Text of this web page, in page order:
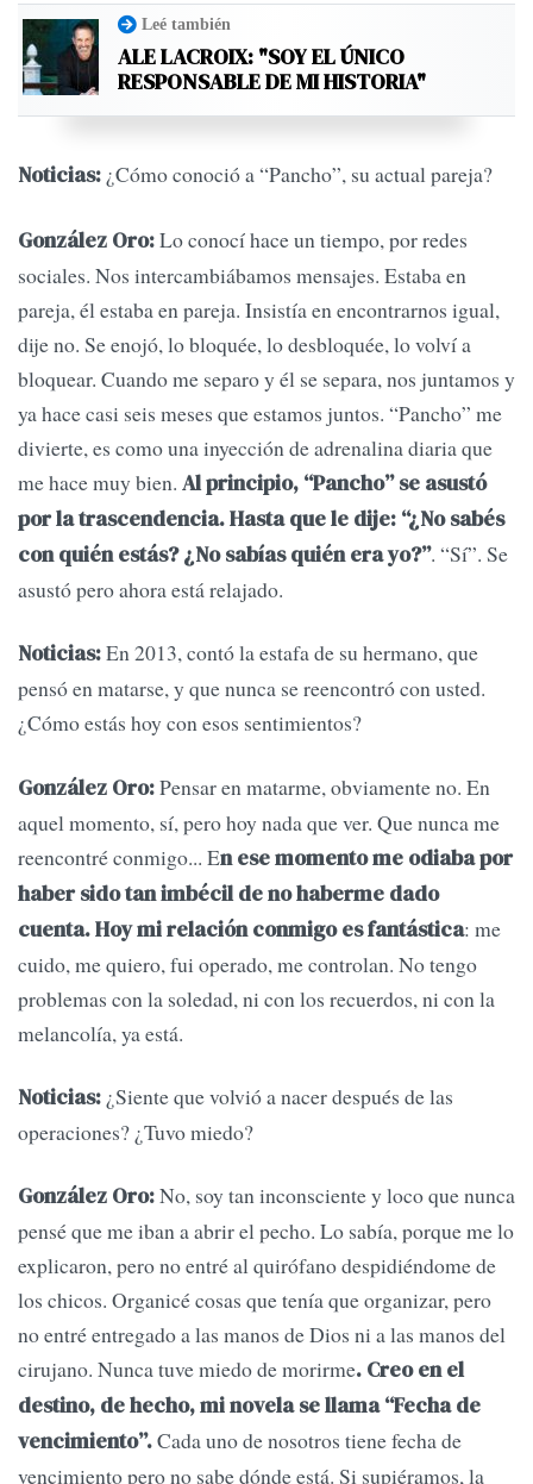
Leé también
ALE LACROIX: "SOY EL ÚNICO
RESPONSABLE DE MI HISTORIA"
Noticias: ¿Cómo conoció a “Pancho”, su actual pareja?
González Oro:Lo conocí hace un tiempo, por redes
sociales. Nos intercambiábamos mensajes. Estaba en
pareja, él estaba en pareja. Insistía en encontrarnos igual,
dije no. Se enojó, lo bloquée, lo desbloquée, lo volví a
bloquear. Cuando me separo y él se separa, nos juntamos y
ya hace casi seis meses que estamos juntos. “Pancho” me
divierte, es como una inyección de adrenalina diaria que
me hace muy bien. Al principio, “Pancho” se asustó
por la trascendencia. Hasta que le dije: “¿No sabés
con quién estás? ¿No sabías quién era yo?”. “Sí”. Se
asustó pero ahora está relajado.
Noticias:En 2013, contó la estafa de su hermano, que
pensó en matarse, y que nunca se reencontró con usted.
¿Cómo estás hoy con esos sentimientos?
González Oro:Pensar en matarme, obviamente no. En
aquel momento, sí, pero hoy nada que ver. Que nunca me
reencontré conmigo... En ese momento me odiaba por
haber sido tan imbécil de no haberme dado
cuenta. Hoy mi relación conmigo es fantástica: me
cuido, me quiero, fui operado, me controlan. No tengo
problemas con la soledad, ni con los recuerdos, ni con la
melancolía, ya está.
Noticias: ¿Siente que volvió a nacer después de las
operaciones? ¿Tuvo miedo?
González Oro:No, soy tan inconsciente y loco que nunca
pensé que me iban a abrir el pecho. Lo sabía, porque me lo
explicaron, pero no entré al quirófano despidiéndome de
los chicos. Organicé cosas que tenía que organizar, pero
no entré entregado a las manos de Dios ni a las manos del
cirujano. Nunca tuve miedo de morirme. Creo en el
destino, de hecho, mi novela se llama “Fecha de
vencimiento”.Cada uno de nosotros tiene fecha de
vencimiento pero no sabe dónde está. Si supiéramos, la